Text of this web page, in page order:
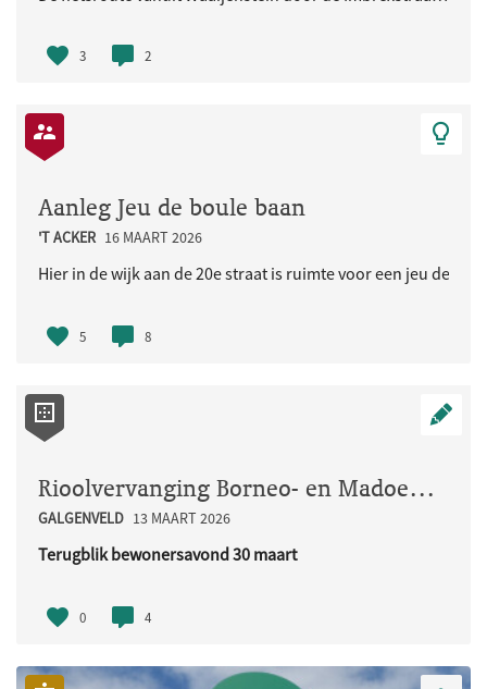
3 2
Aanleg Jeu de boule baan
'T ACKER 16 MAART 2026
Hier in de wijk aan de 20e straat is ruimte voor een jeu de
5 8
Rioolvervanging Borneo- en Madoerastraat
GALGENVELD 13 MAART 2026
Terugblik bewonersavond 30 maart
0 4